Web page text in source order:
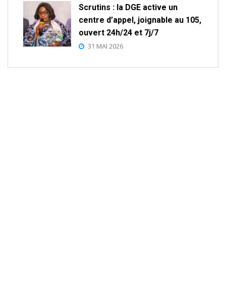
Scrutins : la DGE active un
centre d’appel, joignable au 105,
ouvert 24h/24 et 7j/7
31 MAI 2026